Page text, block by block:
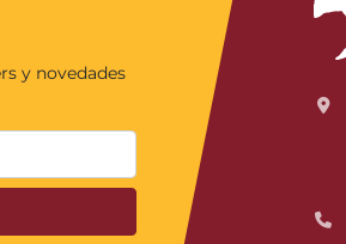
y novedades